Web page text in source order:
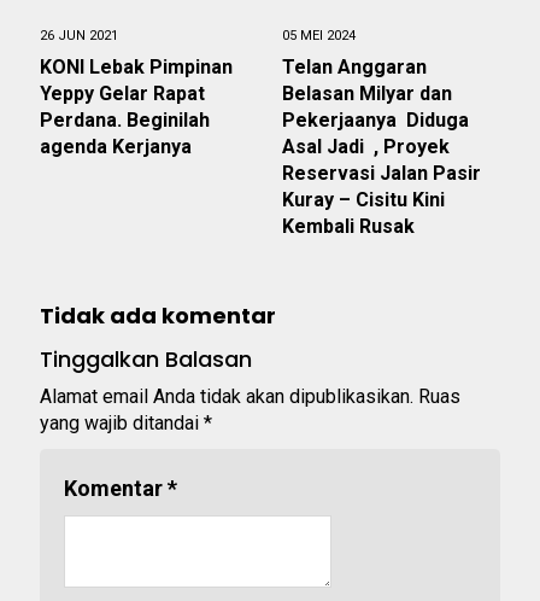
26 JUN 2021
KONI Lebak Pimpinan
Yeppy Gelar Rapat
Perdana. Beginilah
agenda Kerjanya
05 MEI 2024
Telan Anggaran
Belasan Milyar dan
Pekerjaanya Diduga
Asal Jadi , Proyek
Reservasi Jalan Pasir
Kuray – Cisitu Kini
Kembali Rusak
Tidak ada komentar
Tinggalkan Balasan
Alamat email Anda tidak akan dipublikasikan. Ruas
yang wajib ditandai *
Komentar*